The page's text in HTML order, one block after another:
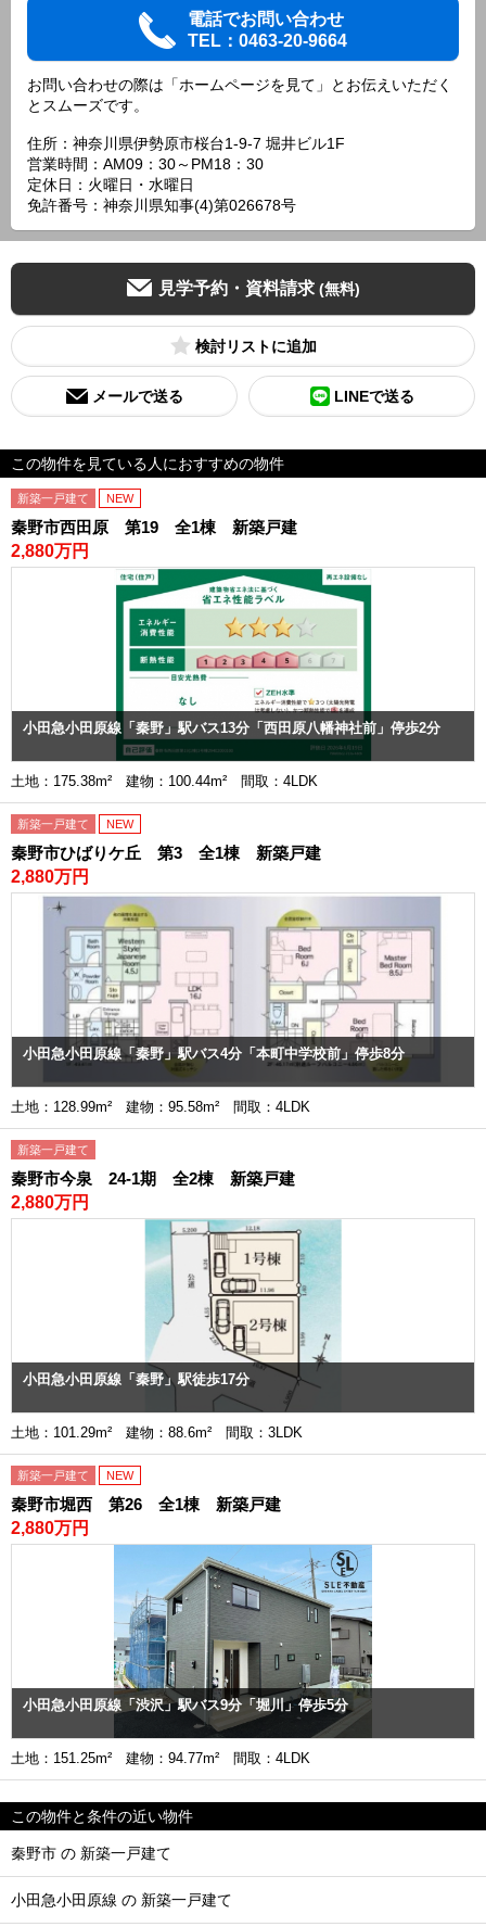
電話でお問い合わせ
TEL：0463-20-9664
お問い合わせの際は「ホームページを見て」とお伝えいただく
とスムーズです。
住所：神奈川県伊勢原市桜台1-9-7 堀井ビル1F
営業時間：AM09：30～PM18：30
定休日：火曜日・水曜日
免許番号：神奈川県知事(4)第026678号
見学予約・資料請求 (無料)
検討リスト
メールで送る LINEで送る
この物件を見ている人におすすめの物件
新築一戸建て NEW
秦野市西田原 第19 全1棟 新築戸建
2,880万円
小田急小田原線「秦野」駅バス13分「西田原八幡神社前」停歩2分
土地：175.38m² 建物：100.44m² 間取：4LDK
新築一戸建て NEW
秦野市ひばりケ丘 第3 全1棟 新築戸建
2,880万円
小田急小田原線「秦野」駅バス4分「本町中学校前」停歩8分
土地：128.99m² 建物：95.58m² 間取：4LDK
新築一戸建て
秦野市今泉 24-1期 全2棟 新築戸建
2,880万円
小田急小田原線「秦野」駅徒歩17分
土地：101.29m² 建物：88.6m² 間取：3LDK
新築一戸建て NEW
秦野市堀西 第26 全1棟 新築戸建
2,880万円
小田急小田原線「渋沢」駅バス9分「堀川」停歩5分
土地：151.25m² 建物：94.77m² 間取：4LDK
この物件と条件の近い物件
秦野市 の 新築一戸建て
小田急小田原線 の 新築一戸建て